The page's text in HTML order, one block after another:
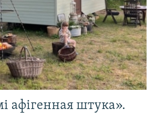
афігенная штука».